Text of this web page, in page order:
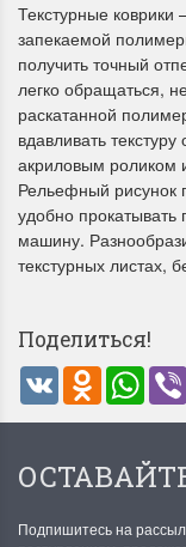
Летние
!! СКИДКА 20% ‼️ с 1
честь первого
ПОДРОБНЕЕ
Анастасия
1 июня 2024 11:29
Текстурные коврики
запекаемой
получить точный
легко обращаться,
раскатанной
вдавливать
акриловым роликом
Рельефный рисунок
удобно прокатывать
машину.
текстурных листах,
Поделиться!
VK
Подпишитесь на